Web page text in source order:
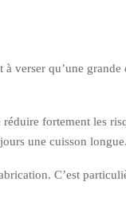
verser qu’une grande
fortement les
une cuisson longue.
C’est